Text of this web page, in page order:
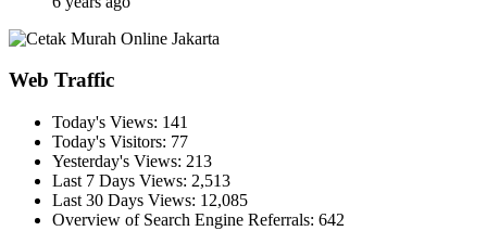
Web Traffic
Today's Views: 141
Today's Visitors: 77
Yesterday's Views: 213
Last 7 Days Views: 2,513
Last 30 Days Views: 12,085
Overview of Search Engine Referrals: 642